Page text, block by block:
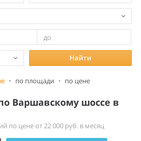
Найти
• по площади • по цене
Варшавскому шоссе в
по цене от 22 000 руб. в месяц